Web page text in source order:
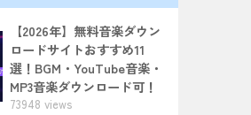
【2026年】無料音楽ダウン
ロードサイトおすすめ11
選！BGM・YouTube音楽・
MP3音楽ダウンロード可！
73948 views